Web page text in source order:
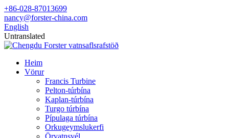
+86-028-87013699
nancy@forster-china.com
English
Untranslated
Heim
Vörur
Francis Turbine
Pelton-túrbína
Kaplan-túrbína
Turgo túrbína
Pípulaga túrbína
Orkugeymslukerfi
Örvatnsvél